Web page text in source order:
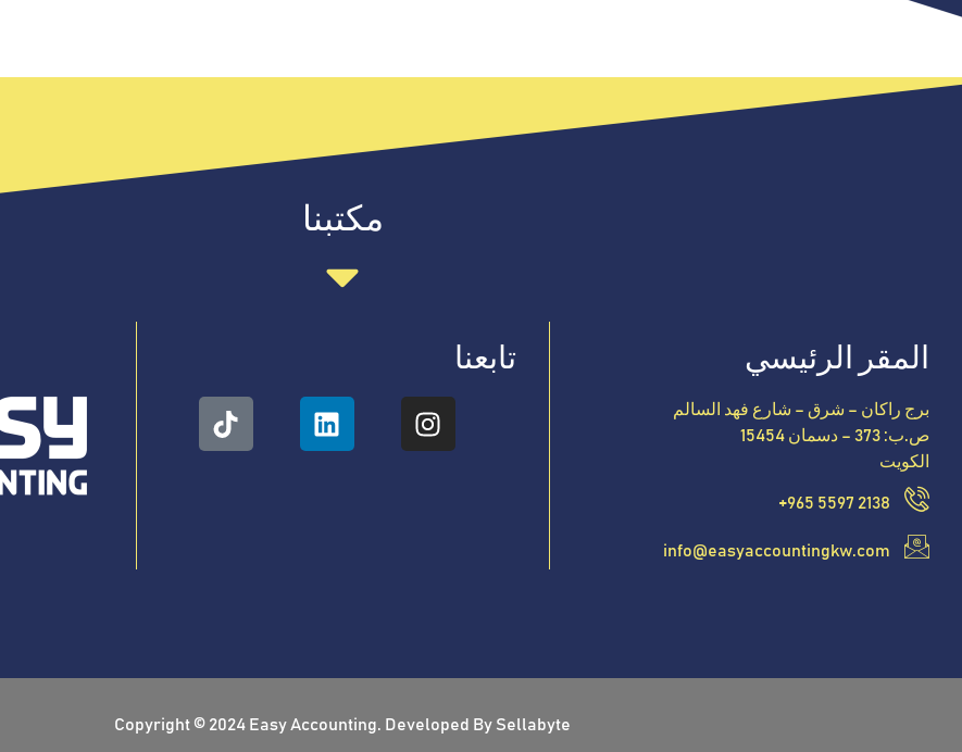
مكتبنا
المقر الرئيسي
برج راكان – شرق – شارع فهد السالم
ص.ب: 373 – دسمان 15454
الكويت
+965 5597 2138
info@easyaccountingkw.com
تابعنا
Copyright © 2024 Easy Accounting. Developed By Sellabyte